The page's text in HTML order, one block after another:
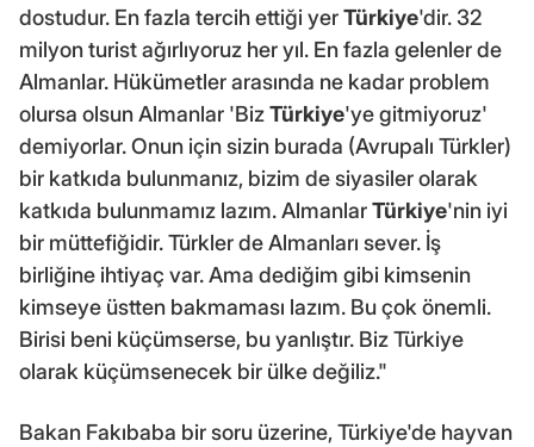
dostudur. En fazla tercih ettiği yerTürkiye'dir. 32
milyon turist ağırlıyoruz her yıl. En fazla gelenler de
Almanlar. Hükümetler arasında ne kadar problem
olursa olsun Almanlar 'BizTürkiye'ye gitmiyoruz'
demiyorlar. Onun için sizin burada (Avrupalı Türkler)
bir katkıda bulunmanız, bizim de siyasiler olarak
katkıda bulunmamız lazım. AlmanlarTürkiye'nin iyi
bir müttefiğidir. Türkler de Almanları sever. İş
birliğine ihtiyaç var. Ama dediğim gibi kimsenin
kimseye üstten bakmaması lazım. Bu çok önemli.
Birisi beni küçümserse, bu yanlıştır. Biz Türkiye
olarak küçümsenecek bir ülke değiliz."
Bakan Fakıbaba bir soru üzerine, Türkiye'de hayvan